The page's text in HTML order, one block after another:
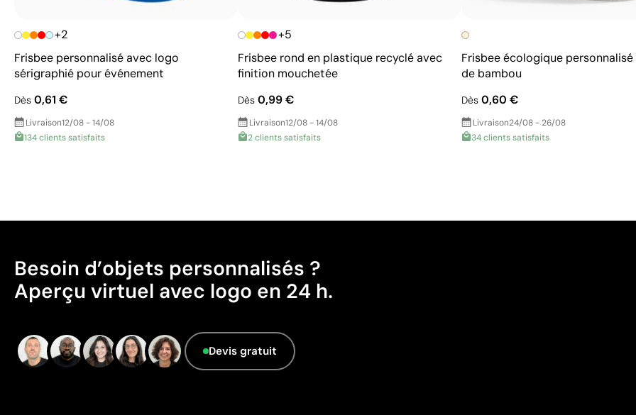
+2
Frisbee personnalisé avec logo
sérigraphié pour événement
Dès 0,61 €
Livraison12/08 - 14/08
134 clients satisfaits
+5
Frisbee rond en plastique recyclé avec
finition mouchetée
Dès0,99 €
Livraison12/08 - 14/08
2 clients satisfaits
Frisbee écologique personnalisé
de bambou
Dès0,60 €
Livraison24/08 - 26/08
34 clients satisfaits
Besoin d’objets personnalisés ?
Aperçu virtuel avec logo en 24 h.
Devis gratuit